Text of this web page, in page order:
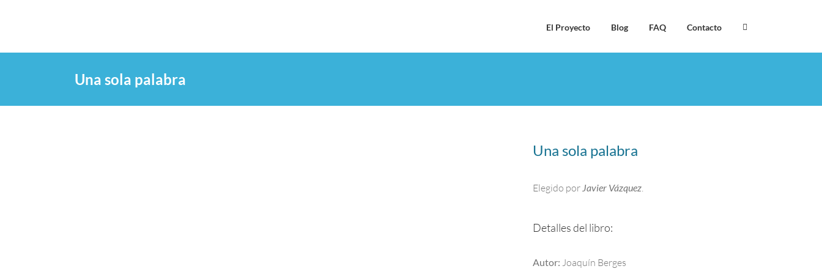
El Proyecto Blog FAQ Contacto
Una sola palabra
Una sola palabra
Elegido por Javier Vázquez.
Detalles del libro:
Autor: Joaquín Berges